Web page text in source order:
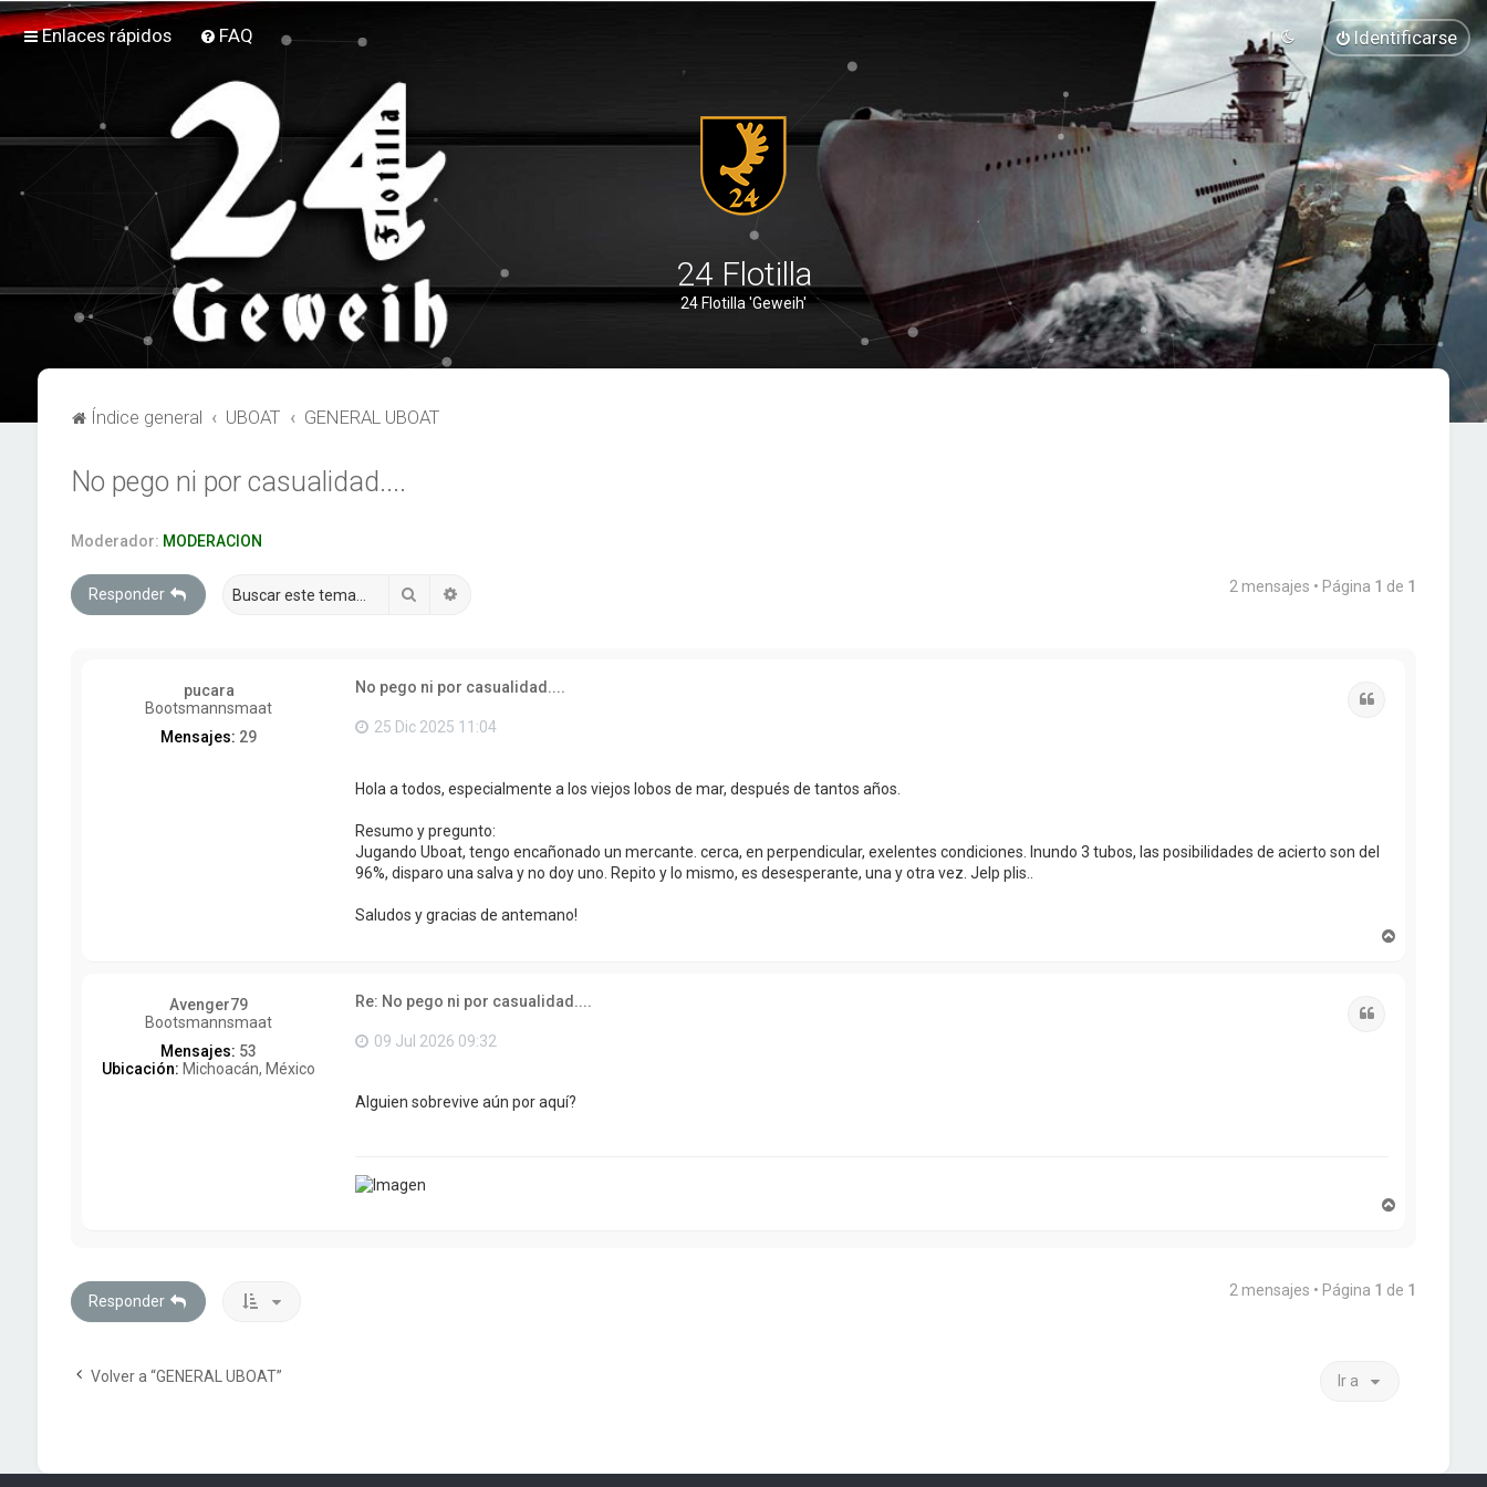
Enlaces rápidos FAQ Identificarse
24 Flotilla
24 Flotilla 'Geweih'
Índice general UBOAT GENERAL UBOAT
No pego ni por casualidad....
Moderador: MODERACION
Responder Buscar 2 mensajes • Página 1 de 1
pucara
Bootsmannsmaat
Mensajes: 29
No pego ni por casualidad....
25 Dic 2025 11:04
Hola a todos, especialmente a los viejos lobos de mar, después de tantos años.
Resumo y pregunto:
Jugando Uboat, tengo encañonado un mercante. cerca, en perpendicular, exelentes condiciones. Inundo 3 tubos, las posibilidades de acierto son del
96%, disparo una salva y no doy uno. Repito y lo mismo, es desesperante, una y otra vez. Jelp plis..
Saludos y gracias de antemano!
Avenger79
Bootsmannsmaat
Mensajes: 53
Ubicación: Michoacán, México
Re: No pego ni por casualidad....
09 Jul 2026 09:32
Alguien sobrevive aún por aquí?
a
Responder
2 mensajes • Página 1 de 1
Volver a “GENERAL UBOAT” Ir a